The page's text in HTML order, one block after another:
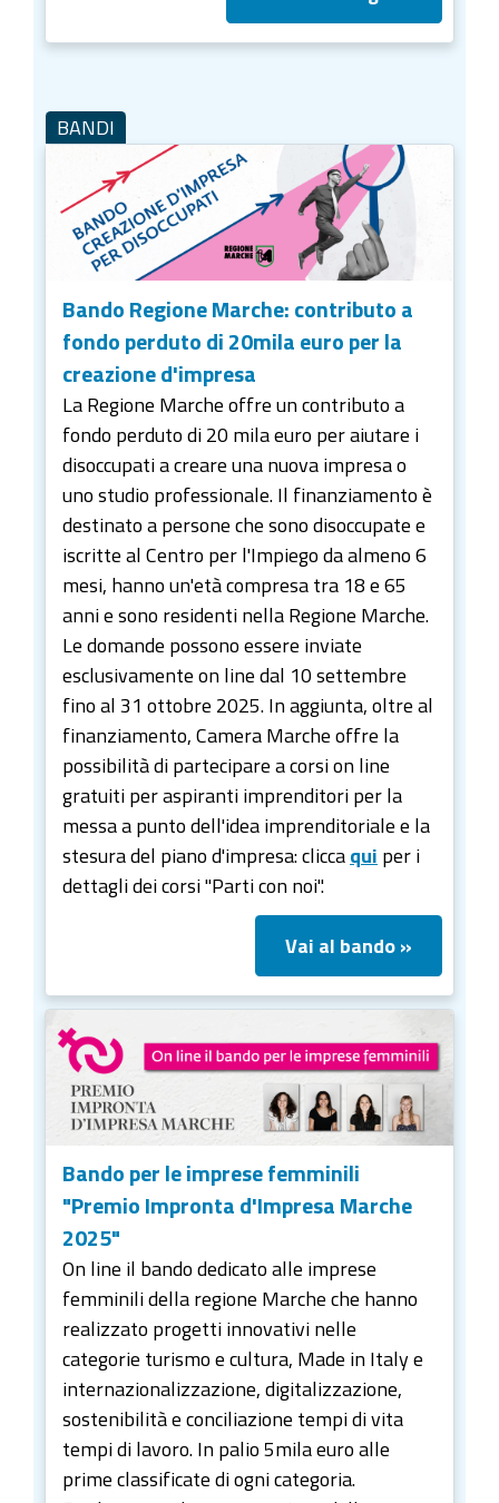
BANDI
Bando Regione Marche: contributo a
fondo perduto di 20mila euro per la
creazione d'impresa
La Regione Marche offre un contributo a
fondo perduto di 20 mila euro per aiutare i
disoccupati a creare una nuova impresa o
uno studio professionale. Il finanziamento è
destinato a persone che sono disoccupate e
iscritte al Centro per l'Impiego da almeno 6
mesi, hanno un'età compresa tra 18 e 65
anni e sono residenti nella Regione Marche.
Le domande possono essere inviate
esclusivamente on line dal 10 settembre
fino al 31 ottobre 2025. In aggiunta, oltre al
finanziamento, Camera Marche offre la
possibilità di partecipare a corsi on line
gratuiti per aspiranti imprenditori per la
messa a punto dell'idea imprenditoriale e la
stesura del piano d'impresa: clicca qui per i
dettagli dei corsi "Parti con noi".
Vai al bando »
Bando per le imprese femminili
"Premio Impronta d'Impresa Marche
2025"
On line il bando dedicato alle imprese
femminili della regione Marche che hanno
realizzato progetti innovativi nelle
categorie turismo e cultura, Made in Italy e
internazionalizzazione, digitalizzazione,
sostenibilità e conciliazione tempi di vita
tempi di lavoro. In palio 5mila euro alle
prime classificate di ogni categoria.